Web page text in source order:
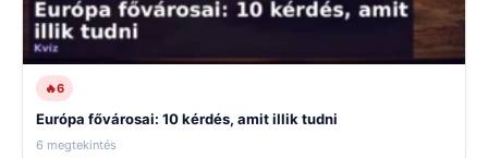
🔥6
Európa fővárosai: 10 kérdés, amit illik tudni
6 megtekintés